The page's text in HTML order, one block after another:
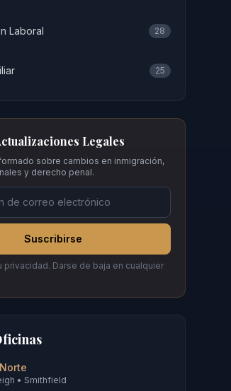
Laboral 28
25
Legales
sobre cambios en inmigración,
y derecho penal.
Suscribirse
privacidad. Darse de baja en cualquier
• Smithfield